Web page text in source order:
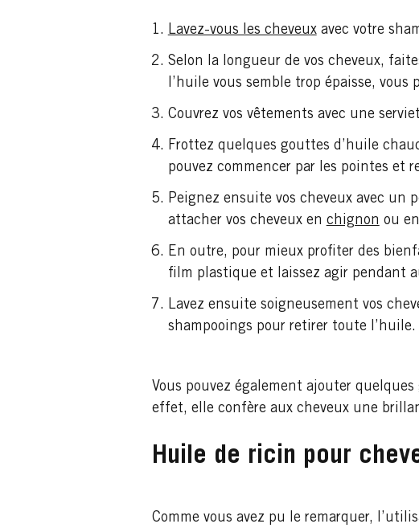
Lavez-vous les cheveuxavec votre
Selon la longueur de vos cheveux,
l’huile vous semble trop épaisse, vous
Couvrez vos vêtements avec une
Frottez quelques gouttes d’huile
pouvez commencer par les pointes et
Peignez ensuite vos cheveux avec un
attacher vos cheveux en chignon ou en
En outre, pour mieux profiter des
film plastique et laissez agir pendant
Lavez ensuite soigneusement vos
shampooings pour retirer toute l’huile.
Vous pouvez également ajouter
effet, elle confère aux cheveux une
Huile de ricin pour
Comme vous avez pu le remarquer,